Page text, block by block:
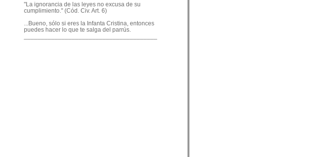
"La ignorancia de las leyes no excusa de su
cumplimiento." (Cód. Civ. Art. 6)
...Bueno, sólo si eres la Infanta Cristina, entonces
puedes hacer lo que te salga del parrús.